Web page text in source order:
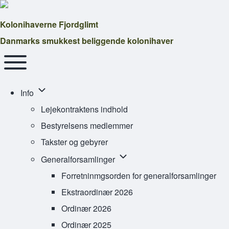
Kolonihaverne Fjordglimt
Danmarks smukkest beliggende kolonihaver
Main navigation
Info Info sub-navigation
Lejekontraktens indhold
Bestyrelsens medlemmer
Takster og gebyrer
Generalforsamlinger Generalforsamlinger sub-
Forretninmgsorden for generalforsamlinger
Ekstraordinær 2026
Ordinær 2026
Ordinær 2025